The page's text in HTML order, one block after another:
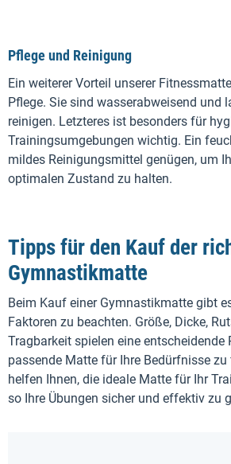
Pflege und Reinigung
Ein weiterer Vorteil unserer
Pflege. Sie sind wasserabweisend und
reinigen. Letzteres ist besonders für
Trainingsumgebungen wichtig. Ein
mildes Reinigungsmittel genügen, um
optimalen Zustand zu halten.
Tipps für den Kauf der
Gymnastikmatte
Beim Kauf einer Gymnastikmatte gibt
Faktoren zu beachten. Größe, Dicke,
Tragbarkeit spielen eine entscheidende
passende Matte für Ihre Bedürfnisse
helfen Ihnen, die ideale Matte für Ihr
so Ihre Übungen sicher und effektiv zu